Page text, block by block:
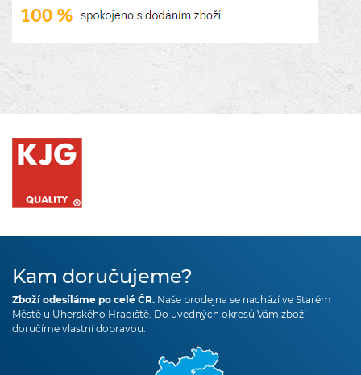
Kam doručujeme?
Zboží odesíláme po celé ČR. Naše prodejna se nachází ve Starém
Městě u Uherského Hradiště. Do uvedných okresů Vám zboží
doručíme vlastní dopravou.